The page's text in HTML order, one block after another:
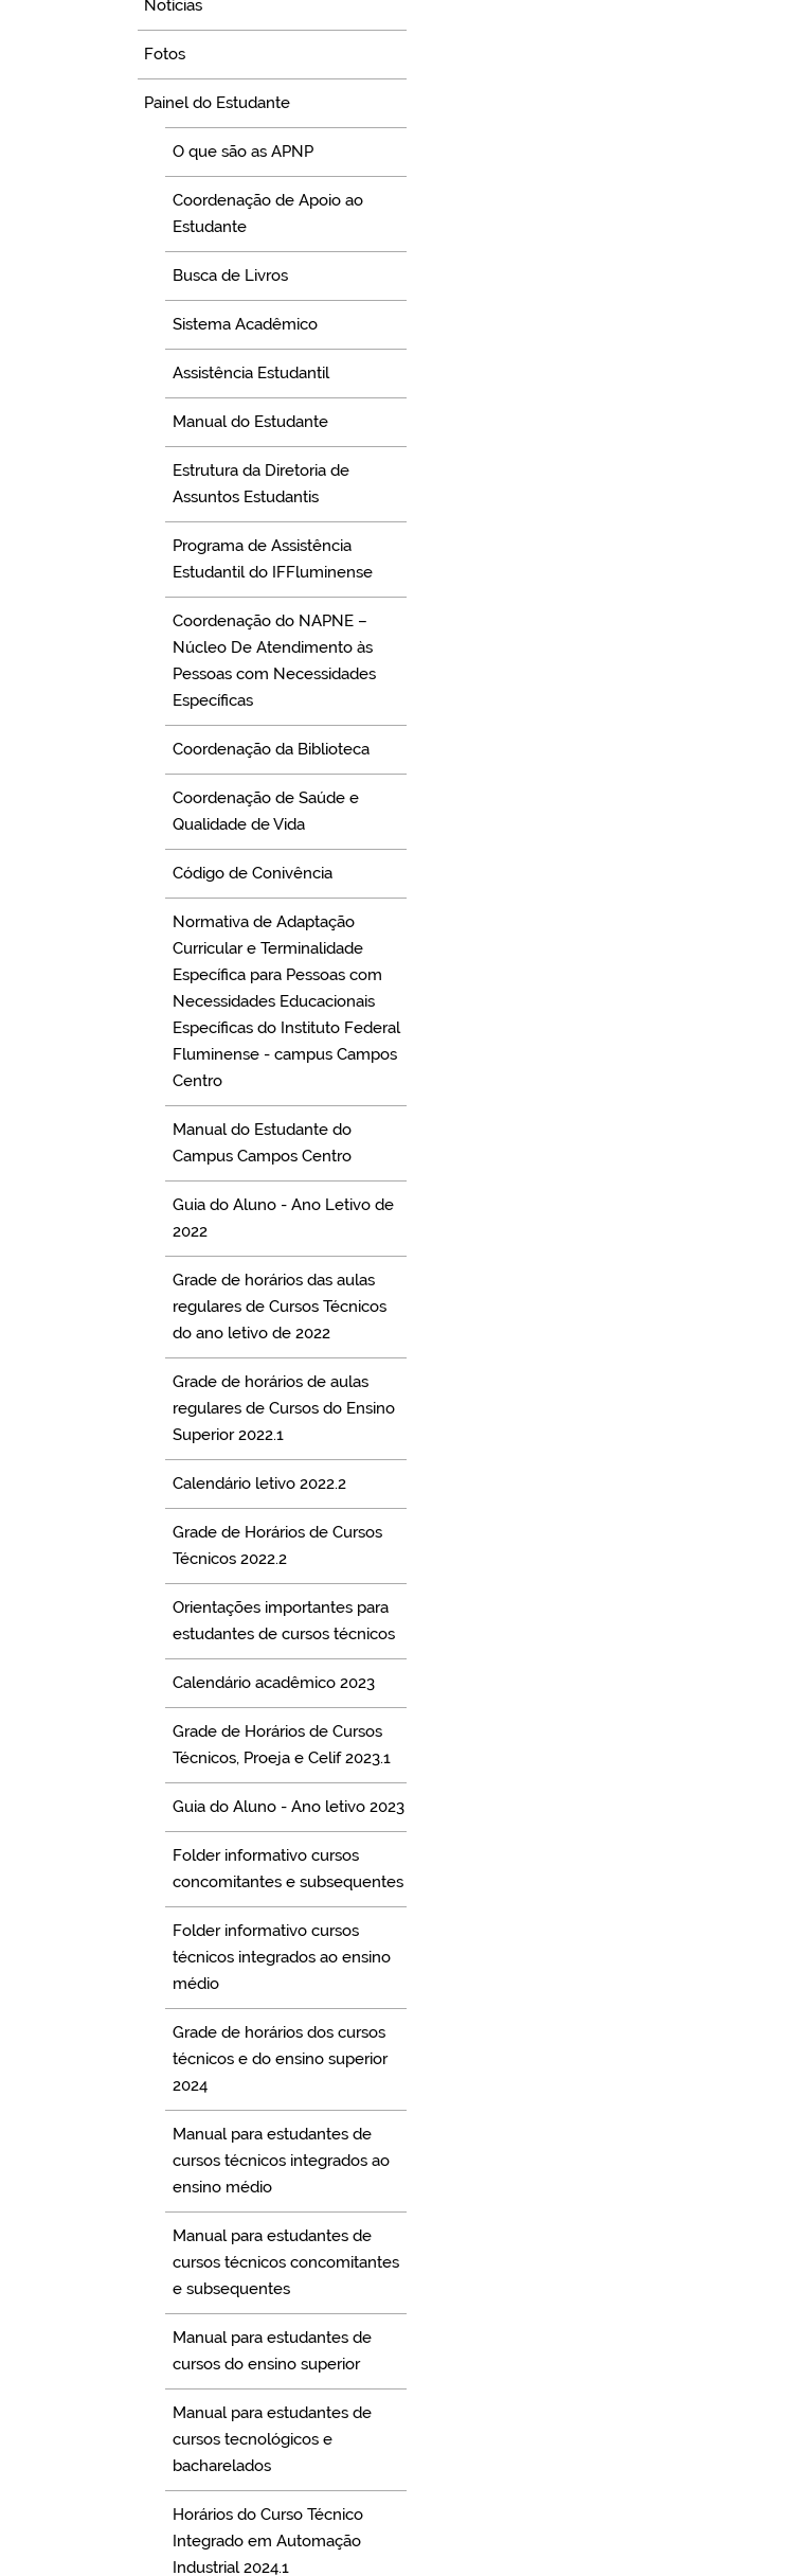
Notícias
Fotos
Painel do Estudante
O que são as APNP
Coordenação de Apoio ao
Estudante
Busca de Livros
Sistema Acadêmico
Assistência Estudantil
Manual do Estudante
Estrutura da Diretoria de
Assuntos Estudantis
Programa de Assistência
Estudantil do IFFluminense
Coordenação do NAPNE –
Núcleo De Atendimento às
Pessoas com Necessidades
Específicas
Coordenação da Biblioteca
Coordenação de Saúde e
Qualidade de Vida
Código de Conivência
Normativa de Adaptação
Curricular e Terminalidade
Específica para Pessoas com
Necessidades Educacionais
Específicas do Instituto Federal
Fluminense - campus Campos
Centro
Manual do Estudante do
Campus Campos Centro
Guia do Aluno - Ano Letivo de
2022
Grade de horários das aulas
regulares de Cursos Técnicos
do ano letivo de 2022
Grade de horários de aulas
regulares de Cursos do Ensino
Superior 2022.1
Calendário letivo 2022.2
Grade de Horários de Cursos
Técnicos 2022.2
Orientações importantes para
estudantes de cursos técnicos
Calendário acadêmico 2023
Grade de Horários de Cursos
Técnicos, Proeja e Celif 2023.1
Guia do Aluno - Ano letivo 2023
Folder informativo cursos
concomitantes e subsequentes
Folder informativo cursos
técnicos integrados ao ensino
médio
Grade de horários dos cursos
técnicos e do ensino superior
2024
Manual para estudantes de
cursos técnicos integrados ao
ensino médio
Manual para estudantes de
cursos técnicos concomitantes
e subsequentes
Manual para estudantes de
cursos do ensino superior
Manual para estudantes de
cursos tecnológicos e
bacharelados
Horários do Curso Técnico
Integrado em Automação
Industrial 2024.1